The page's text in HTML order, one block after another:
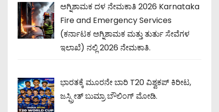
ಅಗ್ನಿಶಾಮಕ ದಳ ನೇಮಕಾತಿ 2026 Karnataka
Fire and Emergency Services
(ಕರ್ನಾಟಕ ಅಗ್ನಿಶಾಮಕ ಮತ್ತು ತುರ್ತು ಸೇವೆಗಳ
ಇಲಾಖೆ) ನಲ್ಲಿ 2026 ನೇಮಕಾತಿ.
ಭಾರತಕ್ಕೆ ಮೂರನೇ ಬಾರಿ T20 ವಿಶ್ವಕಪ್ ಕಿರೀಟ,
ಜಸ್ಪ್ರೀತ್ ಬುಮ್ರಾ ಬೌಲಿಂಗ್ ಮೋಡಿ.